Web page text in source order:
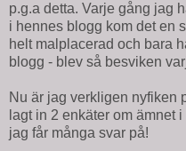
p.g.a detta. Varje gång jag
i hennes blogg kom det en
helt malplacerad och bara
blogg - blev så besviken
Nu är jag verkligen nyfiken
lagt in 2 enkäter om ämnet
jag får många svar på!